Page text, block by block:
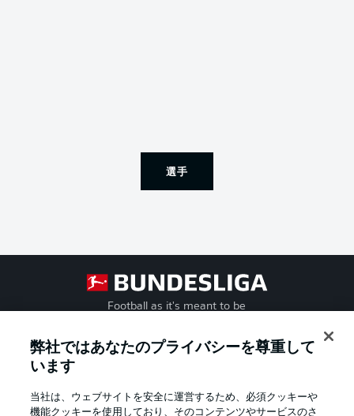
選手
Football as it's meant to be
弊社ではあなたのプライバシーを尊重して
います
当社は、ウェブサイトを安全に運営するため、必須クッキーや
機能クッキーを使用しており、そのコンテンツやサービスのさ